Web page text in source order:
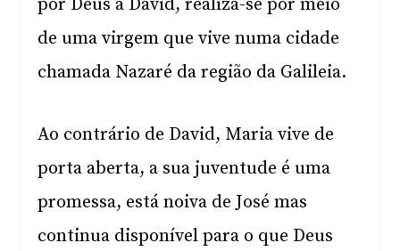
por Deus a David, realiza-se por meio
de uma virgem que vive numa cidade
chamada Nazaré da região da Galileia.
Ao contrário de David, Maria vive de
porta aberta, a sua juventude é uma
promessa, está noiva de José mas
continua disponível para o que Deus